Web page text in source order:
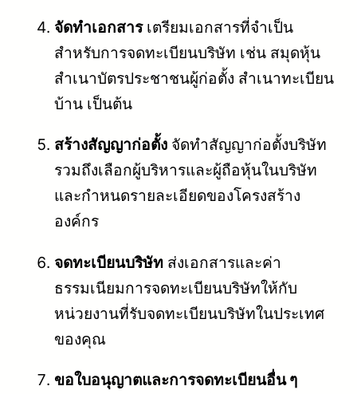
จัดทำเอกสารเตรียมเอกสารที่จำเป็น
สำหรับการจดทะเบียนบริษัท เช่น สมุดหุ้น
สำเนาบัตรประชาชนผู้ก่อตั้ง สำเนาทะเบียน
บ้าน เป็นต้น
สร้างสัญญาก่อตั้ง จัดทำสัญญาก่อตั้งบริษัท
รวมถึงเลือกผู้บริหารและผู้ถือหุ้นในบริษัท
และกำหนดรายละเอียดของโครงสร้าง
องค์กร
จดทะเบียนบริษัท ส่งเอกสารและค่า
ธรรมเนียมการจดทะเบียนบริษัทให้กับ
หน่วยงานที่รับจดทะเบียนบริษัทในประเทศ
ของคุณ
ขอใบอนุญาตและการจดทะเบียนอื่น ๆ